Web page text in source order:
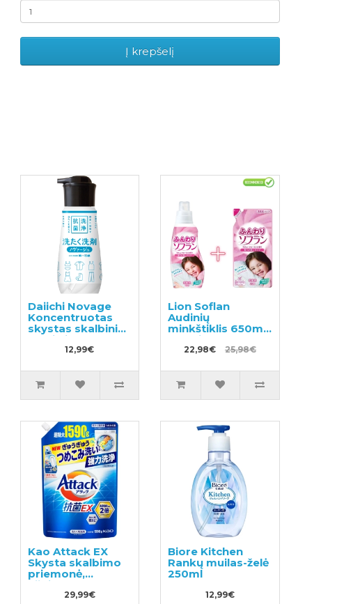
Į krepšelį
Daiichi Novage
Koncentruotas
skystas skalbinių
ploviklis 300ml
12,99€
Lion Soflan
Audinių
minkštiklis 650ml
+ papildymas
500ml
22,98€ 25,98€
Kao Attack EX
Skysta skalbimo
priemonė,
užpildas 1590g
29,99€
Biore Kitchen
Rankų muilas-želė
250ml
12,99€